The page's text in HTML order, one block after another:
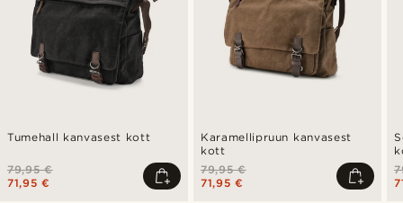
Tumehall kanvasest kott
79,95 €
71,95 €
Karamellipruun kanvasest
kott
79,95 €
71,95 €